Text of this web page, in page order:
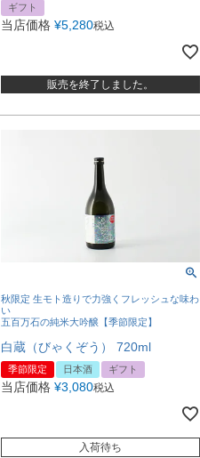
ギフト
当店価格 ¥5,280税込
販売を終了しました。
秋限定 生モト造りで力強くフレッシュな味わ
い
五百万石の純米大吟醸【季節限定】
白蔵（びゃくぞう） 720ml
季節限定 日本酒 ギフト
当店価格 ¥3,080税込
入荷待ち